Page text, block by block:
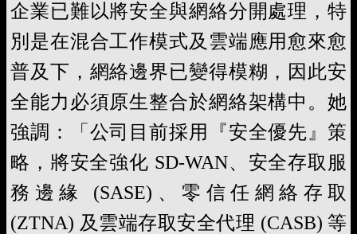
企業已難以將安全與網絡分開處理，特
別是在混合工作模式及雲端應用愈來愈
普及下，網絡邊界已變得模糊，因此安
全能力必須原生整合於網絡架構中。她
強調：「公司目前採用『安全優先』策
略，將安全強化 SD-WAN、安全存取服
務邊緣 (SASE)、零信任網絡存取
(ZTNA) 及雲端存取安全代理 (CASB) 等